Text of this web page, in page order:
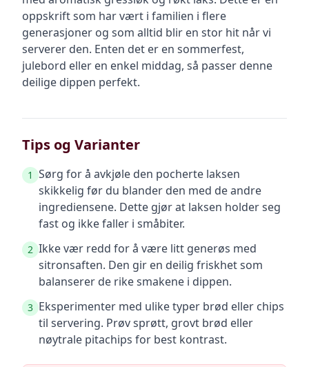
oppskrift som har vært i familien i flere
generasjoner og som alltid blir en stor hit når vi
serverer den. Enten det er en sommerfest,
julebord eller en enkel middag, så passer denne
deilige dippen perfekt.
Tips og Varianter
1 Sørg for å avkjøle den pocherte laksen
skikkelig før du blander den med de andre
ingrediensene. Dette gjør at laksen holder seg
fast og ikke faller i småbiter.
2 Ikke vær redd for å være litt generøs med
sitronsaften. Den gir en deilig friskhet som
balanserer de rike smakene i dippen.
3 Eksperimenter med ulike typer brød eller chips
til servering. Prøv sprøtt, grovt brød eller
nøytrale pitachips for best kontrast.